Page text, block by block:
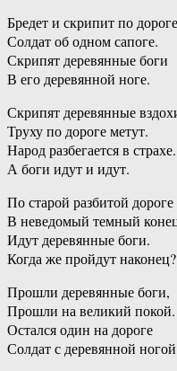
Бредет и скрипит по дороге
Солдат об одном сапоге.
Скрипят деревянные боги
В его деревянной ноге.
Скрипят деревянные
Труху по дороге метут.
Народ разбегается в страхе.
А боги идут и идут.
По старой разбитой дороге
В неведомый темный
Идут деревянные боги.
Когда же пройдут
Прошли деревянные боги,
Прошли на великий покой.
Остался один на дороге
Солдат с деревянной